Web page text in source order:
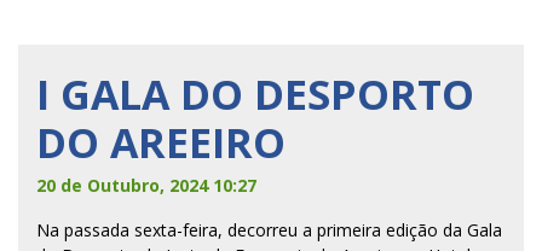
I GALA DO DESPORTO
DO AREEIRO
20 de Outubro, 2024 10:27
Na passada sexta-feira, decorreu a primeira edição da Gala